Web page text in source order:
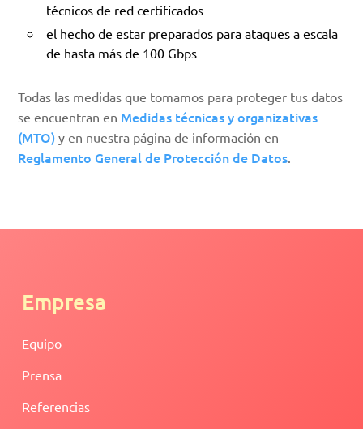
técnicos de red certificados
el hecho de estar preparados para ataques a escala
de hasta más de 100 Gbps
Todas las medidas que tomamos para proteger tus datos
se encuentran en Medidas técnicas y organizativas
(MTO) y en nuestra página de información en
Reglamento General de Protección de Datos.
Empresa
Equipo
Prensa
Referencias